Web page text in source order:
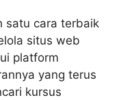
satu cara terbaik
situs web
platform
yang terus
kursus